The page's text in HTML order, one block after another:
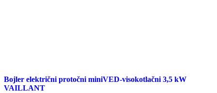
Bojler električni protočni miniVED-visokotlačni 3,5 kW
VAILLANT